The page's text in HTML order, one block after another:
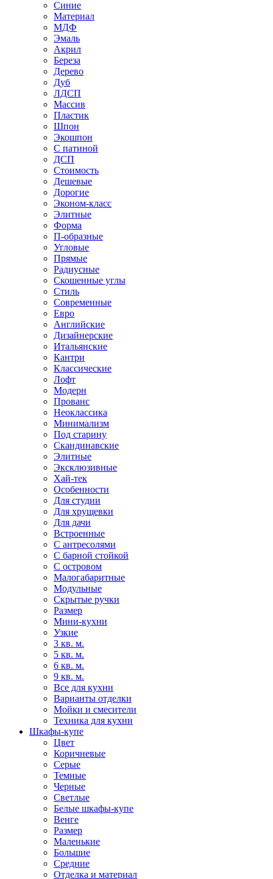
Синие
Материал
МДФ
Эмаль
Акрил
Береза
Дерево
Дуб
ЛДСП
Массив
Пластик
Шпон
Экошпон
С патиной
ДСП
Стоимость
Дешевые
Дорогие
Эконом-класс
Элитные
Форма
П-образные
Угловые
Прямые
Радиусные
Скошенные углы
Стиль
Современные
Евро
Английские
Дизайнерские
Итальянские
Кантри
Классические
Лофт
Модерн
Прованс
Неоклассика
Минимализм
Под старину
Скандинавские
Элитные
Эксклюзивные
Хай-тек
Особенности
Для студии
Для хрущевки
Для дачи
Встроенные
С антресолями
С барной стойкой
С островом
Малогабаритные
Модульные
Скрытые ручки
Размер
Мини-кухни
Узкие
3 кв. м.
5 кв. м.
6 кв. м.
9 кв. м.
Все для кухни
Варианты отделки
Мойки и смесители
Техника для кухни
Шкафы-купе
Цвет
Коричневые
Серые
Темные
Черные
Светлые
Белые шкафы-купе
Венге
Размер
Маленькие
Большие
Средние
Отделка и материал